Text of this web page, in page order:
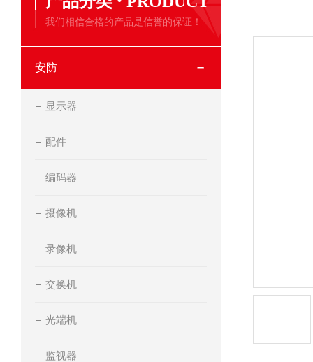
我们相信合格的产品是信誉的保证！
安防
显示器
配件
编码器
摄像机
录像机
交换机
光端机
监视器